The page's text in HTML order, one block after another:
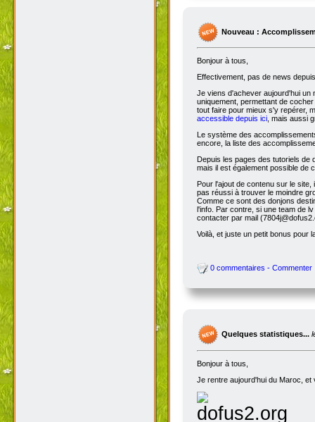
Nouveau :
Bonjour à tous,
Effectivement, pas de news
Je viens d'achever aujourd'hui
uniquement, permettant de
tout faire pour mieux s'y repérer,
accessible depuis ici, mais aussi
Le système des
encore, la liste des
Depuis les pages des tutoriels de
mais il est également possible de
Pour l'ajout de contenu sur le
pas réussi à trouver le moindre
Comme ce sont des donjons
l'info. Par contre, si une team de
contacter par mail
Voilà, et juste un petit bonus pour
0 commentaires - Commenter
Quelques statistiques...
Bonjour à tous,
Je rentre aujourd'hui du Maroc, et